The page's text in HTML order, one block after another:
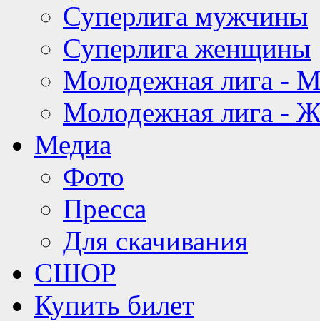
Суперлига мужчины
Суперлига женщины
Молодежная лига -
Молодежная лига -
Медиа
Фото
Пресса
Для скачивания
СШОР
Купить билет